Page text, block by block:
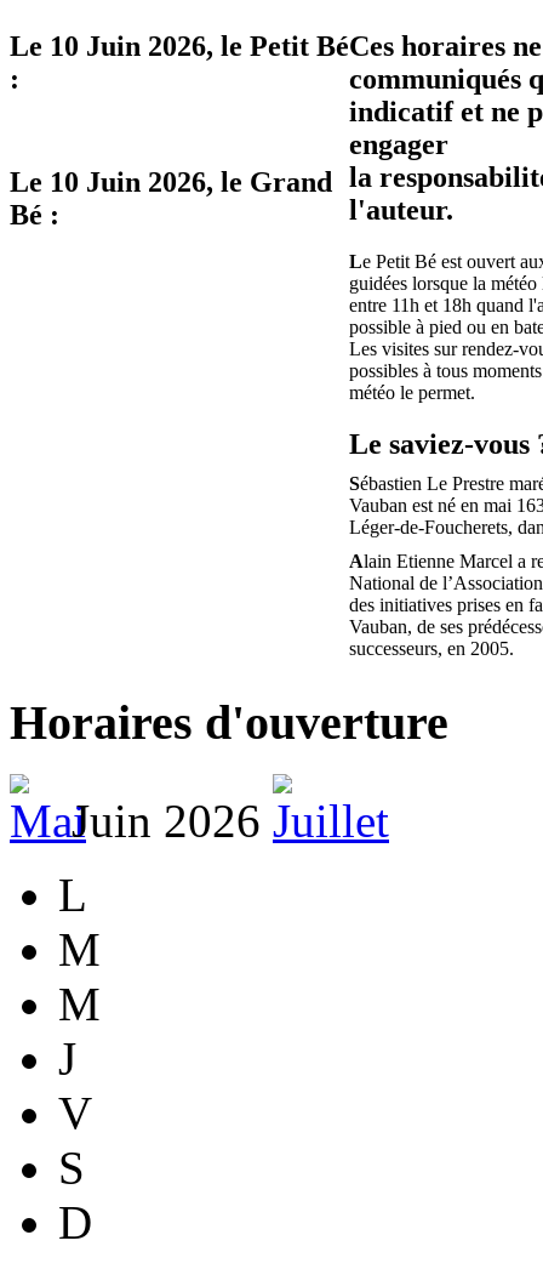
Le 10 Juin 2026, le Petit Bé
:
Le 10 Juin 2026, le Grand
Bé :
Ces horaires
communiqués
indicatif et ne
engager
la
l'auteur.
Le Petit Bé est ouvert
guidées lorsque la météo
entre 11h et 18h quand
possible à pied ou en
Les visites sur rendez-
possibles à tous
météo le permet.
Le saviez-vous
Sébastien Le Prestre
Vauban est né en mai
Léger-de-Foucherets,
Alain Etienne Marcel a
National de
des initiatives prises en
Vauban, de ses
successeurs, en 2005.
Horaires d'ouverture
Juin 2026
L
M
M
J
V
S
D